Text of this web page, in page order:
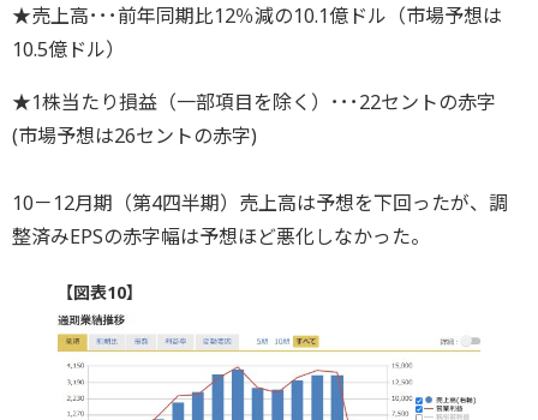
★売上高･･･前年同期比12％減の10.1億ドル（市場予想は
10.5億ドル）
★1株当たり損益（一部項目を除く）･･･22セントの赤字
(市場予想は26セントの赤字)
10－12月期（第4四半期）売上高は予想を下回ったが、調
整済みEPSの赤字幅は予想ほど悪化しなかった。
【図表10】